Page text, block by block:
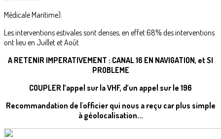
Médicale Maritime).
Les interventions estivales sont denses, en effet 68% des interventions
ont lieu en Juillet et Août
A RETENIR IMPERATIVEMENT : CANAL 16 EN NAVIGATION, et SI
PROBLEME
COUPLER l’appel sur la VHF, d’un appel sur le 196
Recommandation de l'officier qui nous a reçu car plus simple
à géolocalisation...